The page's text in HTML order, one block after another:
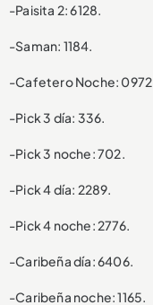
-Paisita 2: 6128.
-Saman: 1184.
-Cafetero Noche: 0972.
-Pick 3 día: 336.
-Pick 3 noche: 702.
-Pick 4 día: 2289.
-Pick 4 noche: 2776.
-Caribeña día: 6406.
-Caribeña noche: 1165.